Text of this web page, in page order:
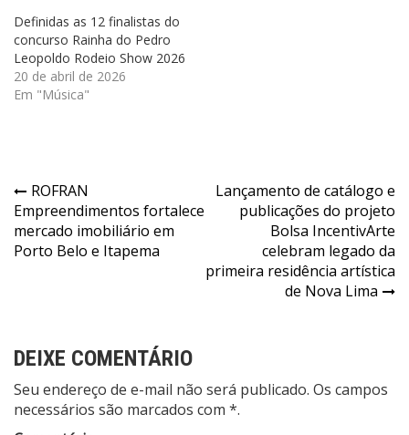
Definidas as 12 finalistas do
concurso Rainha do Pedro
Leopoldo Rodeio Show 2026
20 de abril de 2026
Em "Música"
Navegação
de
Post
ROFRAN
Empreendimentos fortalece
mercado imobiliário em
Porto Belo e Itapema
Lançamento de catálogo e
publicações do projeto
Bolsa IncentivArte
celebram legado da
primeira residência artística
de Nova Lima
DEIXE COMENTÁRIO
Seu endereço de e-mail não será publicado. Os campos
necessários são marcados com *.